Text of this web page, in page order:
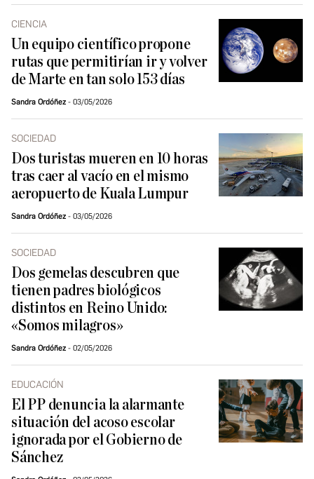
CIENCIA
Un equipo científico propone
rutas que permitirían ir y volver
de Marte en tan solo 153 días
Sandra Ordóñez 03/05/2026
SOCIEDAD
Dos turistas mueren en 10 horas
tras caer al vacío en el mismo
aeropuerto de Kuala Lumpur
Sandra Ordóñez 03/05/2026
SOCIEDAD
Dos gemelas descubren que
tienen padres biológicos
distintos en Reino Unido:
«Somos milagros»
Sandra Ordóñez 02/05/2026
EDUCACIÓN
El PP denuncia la alarmante
situación del acoso escolar
ignorada por el Gobierno de
Sánchez